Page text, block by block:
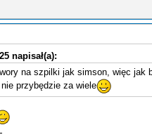
napisał(a):
na szpilki jak simson, więc jak
przybędzie za wiele